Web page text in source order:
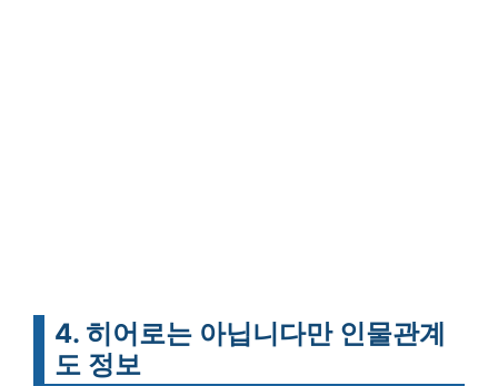
4. 히어로는 아닙니다만 인물관계
도 정보